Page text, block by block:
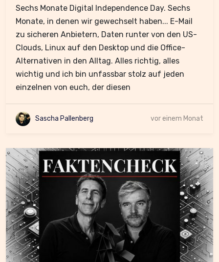
Sechs Monate Digital Independence Day. Sechs
Monate, in denen wir gewechselt haben... E-Mail
zu sicheren Anbietern, Daten runter von den US-
Clouds, Linux auf den Desktop und die Office-
Alternativen in den Alltag. Alles richtig, alles
wichtig und ich bin unfassbar stolz auf jeden
einzelnen von euch, der diesen
Sascha Pallenberg vor einem Monat